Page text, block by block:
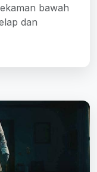
bawah
dan